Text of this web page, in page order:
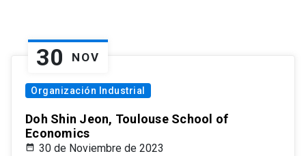
30 NOV
Organización Industrial
Doh Shin Jeon, Toulouse School of
Economics
30 de Noviembre de 2023